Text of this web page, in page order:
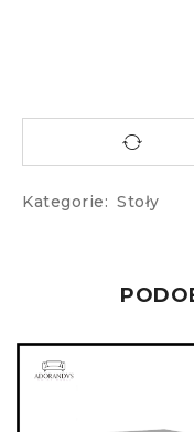
Kategorie: Stoły